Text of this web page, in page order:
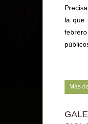
la que
Más